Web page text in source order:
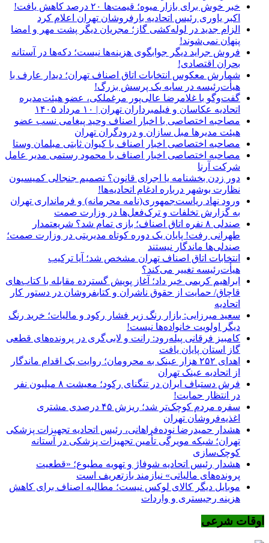
خبر خوش برای بازار میوه؛ قیمت‌ها ۲۰ درصد کاهش یافت!
اکبر یاوری رئیس اتحادیه بارفروشان تهران اعلام کرد
الزام جدید در لوله‌کشی گاز؛ مجریان دیگر پشت مهر و امضا
پنهان نمی‌شوند!
فروش جراید دیگر جوابگوی هزینه‌ها نیست؛ دکه‌ها در آستانه
بحران اقتصادی!
شمارش معکوس انتخابات اتاق اصناف تهران؛ دیدار عارف با
هیأت‌رئیسه در سایه یک پرسش بزرگ!
گفت‌وگو با غلامرضا عالی‌پور مرغملکی، عضو هیئت‌مدیره
اتحادیه عکاسان و فیلمبرداران تهران | ۱۰ مرداد ۱۴۰۵
مصاحبه اختصاصی با اخبار اصناف وحید پیغامی نسب عضو
هیئت مدیرها مبل سازان و درودگران تهران
مصاحبه اختصاصی اخبار اصناف با کیوان ثابتی مبلمان وستا
مصاحبه اختصاصی اخبار اصناف با محمود رستمی مدیر عامل
شرکت آرنا
دور زدن بخشنامه یا اجرای قانون؟ تصمیم جنجالی کمیسیون
نظارت بوشهر درباره ادغام اتحادیه‌ها!
ورود نهاد ریاست‌جمهوری(نامه محرمانه) و فرمانداری تهران
به گزارش تخلفات و ترک‌فعل‌ها در وزارت صمت
صندلی ۸ نفره اتاق اصناف؛ بازی تمام شد؟ شریعتمدار
طهرانی رفت! پایان یک دوره کوتاه مدیریتی در وزارت صمت؛
صندلی‌ها ماندگار نیستند
انتخابات اتاق اصناف تهران مشخص شد؛ آیا ترکیب
هیأت‌رئیسه تغییر می‌کند؟
ابراهیم کریمی خبر داد؛ آغاز پویش گسترده مقابله با کتاب‌های
قاچاق/ حمایت از حقوق ناشران و کتابفروشان در دستور کار
اتحادیه
سعید میرزایی: بازار رنگ زیر فشار رکود و مالیات؛ خرید رنگ
دیگر اولویت خانواده‌ها نیست!
کامبیز فرقانی پیله‌رود: رانت و لابی‌گری در پرونده‌های قطعی
گاز استان پایان یافت
اهدای ۲۵۲ هزار عینک به محرومان؛ روایت یک اقدام ماندگار
از اتحادیه عینک تهران
فرش دستباف ایران در تنگنای رکود؛ معیشت ۸ میلیون نفر
در انتظار حمایت!
سفره مردم کوچک‌تر شد؛ ریزش ۴۵ درصدی مشتری
اغذیه‌فروشان تهران
هشدار حمیدرضا نوده‌فراهانی، رئیس اتحادیه تجهیزات پزشکی
تهران؛ شبکه مویرگی تأمین تجهیزات پزشکی در آستانه
کوچک‌سازی
هشدار رئیس اتحادیه شوفاژ و تهویه مطبوع؛ «قطعیت
پرونده‌های مالیاتی» نیازمند بازتعریف است
موبایل دیگر کالای لوکس نیست؛ مطالبه اصناف برای کاهش
هزینه رجیستری و واردات
اوقات شرعی